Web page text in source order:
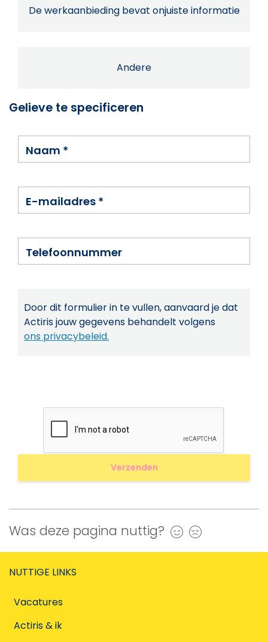
De werkaanbieding bevat onjuiste informatie
Andere
Gelieve te specificeren
Naam *
E-mailadres *
Telefoonnummer
Door dit formulier in te vullen, aanvaard je dat
Actiris jouw gegevens behandelt volgens
ons privacybeleid.
Was deze pagina nuttig? Ja
NUTTIGE LINKS
Vacatures
Actiris & ik